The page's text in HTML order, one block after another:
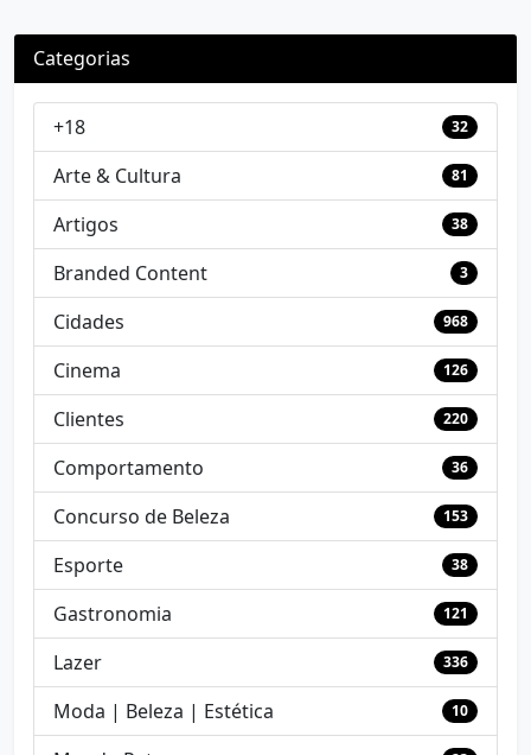
Categorias
+18 32
Arte & Cultura 81
Artigos 38
Branded Content 3
Cidades 968
Cinema 126
Clientes 220
Comportamento 36
Concurso de Beleza 153
Esporte 38
Gastronomia 121
Lazer 336
Moda | Beleza | Estética 10